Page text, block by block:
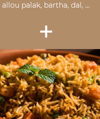
allou palak, bartha, dal, ...
+